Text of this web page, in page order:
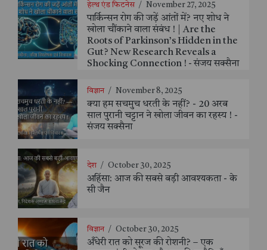
हेल्थ एंड फिटनेस / November 27, 2025
पार्किन्सन रोग की जड़ें आंतों में? नए शोध ने
खोला चौंकाने वाला संबंध ! | Are the
Roots of Parkinson’s Hidden in the
Gut? New Research Reveals a
Shocking Connection ! - संजय सक्सैना
विज्ञान / November 8, 2025
क्या हम सचमुच धरती के नहीं? - 20 अरब
साल पुरानी चट्टान ने खोला जीवन का रहस्य ! -
संजय सक्सैना
देश / October 30, 2025
अहिंसा: आज की सबसे बड़ी आवश्यकता - के
सी जैन
विज्ञान / October 30, 2025
अँधेरी रात को सूरज की रोशनी? – एक